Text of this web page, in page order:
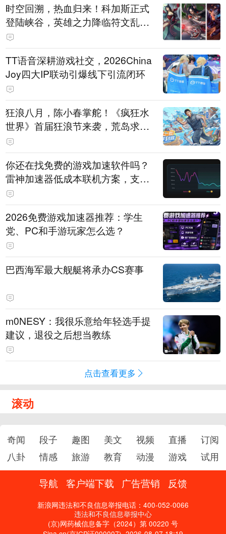
时空回溯，热血归来！科加斯正式
登陆峡谷，英雄之力降临符文乱
斗！
TT语音深耕游戏社交，2026China
Joy四大IP联动引爆线下引流闭环
狂浪八月，陈小春掌舵！《疯狂水
世界》首届狂浪节来袭，荒岛求生
直播即将开启
你还在找免费的游戏加速软件吗？
雷神加速器低成本联机方案，支持
免费试用
2026免费游戏加速器推荐：学生
党、PC和手游玩家怎么选？
巴西海军最大舰艇将承办CS赛事
m0NESY：我很乐意给年轻选手提
建议，退役之后想当教练
点击查看更多
滚动
奇闻 段子 趣图 美文 视频 直播
订阅
八卦
情感 旅游 教育 动漫 游戏 试用
导航 客户端下载 广告营销 反馈
新浪网违法和不良信息举报电话：400-052-0066
违法和不良信息举报中心
(京)网药械信息备字（2024）第 00220 号